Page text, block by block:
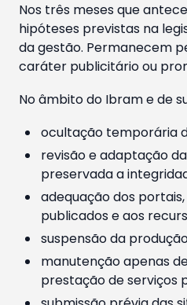
Nos três meses que
hipóteses previstas na
da gestão. Permanecem
caráter publicitário ou
No âmbito do Ibram e de
ocultação temporária
revisão e adaptação
preservada a
adequação dos
publicados e aos
suspensão da
manutenção apenas
prestação de serviços